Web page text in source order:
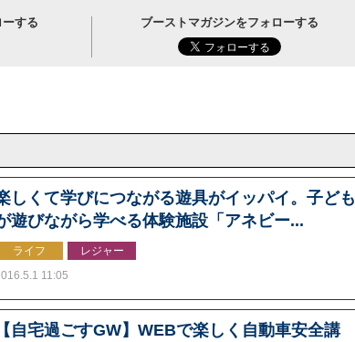
する ブーストマガジンをフォローする
しくて学びにつながる遊具がイッパイ。子ども
遊びながら学べる体験施設「アネビー...
ライフ
レジャー
11:05
【自宅過ごすGW】WEBで楽しく自動車安全講